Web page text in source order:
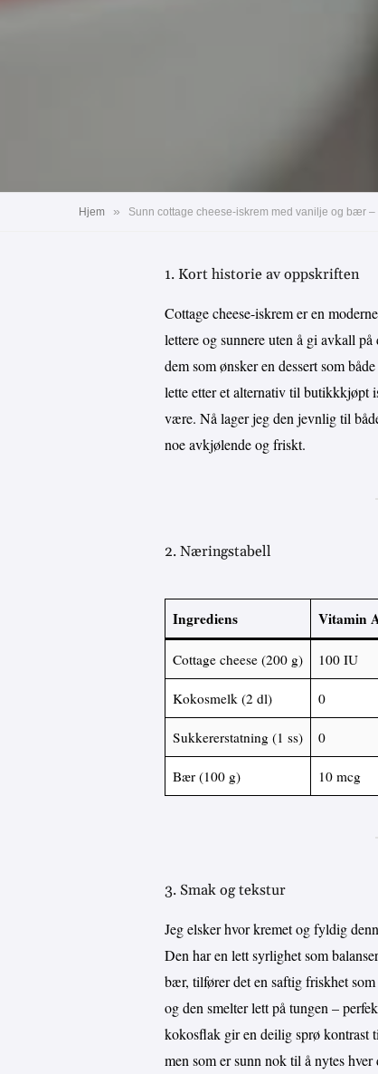
Hjem » Sunn cottage cheese-iskrem med vanilje og bær
1. Kort historie av oppskriften
Cottage cheese-iskrem er en
lettere og sunnere uten å gi avkall
dem som ønsker en dessert som
lette etter et alternativ til butikkkjøpt
være. Nå lager jeg den jevnlig til
noe avkjølende og friskt.
2. Næringstabell
Ingrediens Vitamin
Cottage cheese (200 g) 100 IU
Kokosmelk (2 dl) 0
Sukkererstatning (1 ss) 0
Bær (100 g) 10 mcg
3. Smak og tekstur
Jeg elsker hvor kremet og fyldig
Den har en lett syrlighet som
bær, tilfører det en saftig friskhet
og den smelter lett på tungen –
kokosflak gir en deilig sprø kontrast
men som er sunn nok til å nytes hver